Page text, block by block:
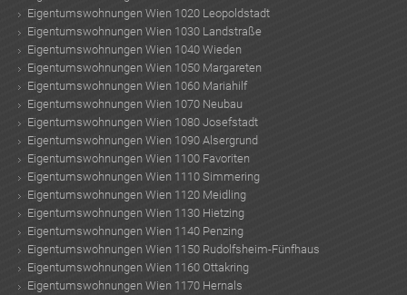
Eigentumswohnungen Wien 1020 Leopoldstadt
Eigentumswohnungen Wien 1030 Landstraße
Eigentumswohnungen Wien 1040 Wieden
Eigentumswohnungen Wien 1050 Margareten
Eigentumswohnungen Wien 1060 Mariahilf
Eigentumswohnungen Wien 1070 Neubau
Eigentumswohnungen Wien 1080 Josefstadt
Eigentumswohnungen Wien 1090 Alsergrund
Eigentumswohnungen Wien 1100 Favoriten
Eigentumswohnungen Wien 1110 Simmering
Eigentumswohnungen Wien 1120 Meidling
Eigentumswohnungen Wien 1130 Hietzing
Eigentumswohnungen Wien 1140 Penzing
Eigentumswohnungen Wien 1150 Rudolfsheim-Fünfhaus
Eigentumswohnungen Wien 1160 Ottakring
Eigentumswohnungen Wien 1170 Hernals